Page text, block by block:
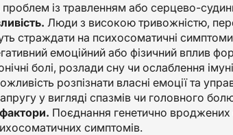
із травленням або серцево-
Люди з високою тривожністю,
страждати на психосоматичні
емоційний або фізичний вплив
болі, розлади сну чи ослаблення
розпізнати власні емоції та
у вигляді спазмів чи головного
фактори. Поєднання генетично
симптомів.